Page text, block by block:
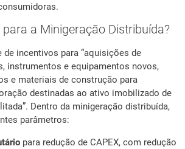
para a Minigeração Distribuída?
de incentivos para “aquisições de
instrumentos e equipamentos novos,
e materiais de construção para
destinadas ao ativo imobilizado de
Dentro da minigeração distribuída,
parâmetros:
para redução de CAPEX, com redução